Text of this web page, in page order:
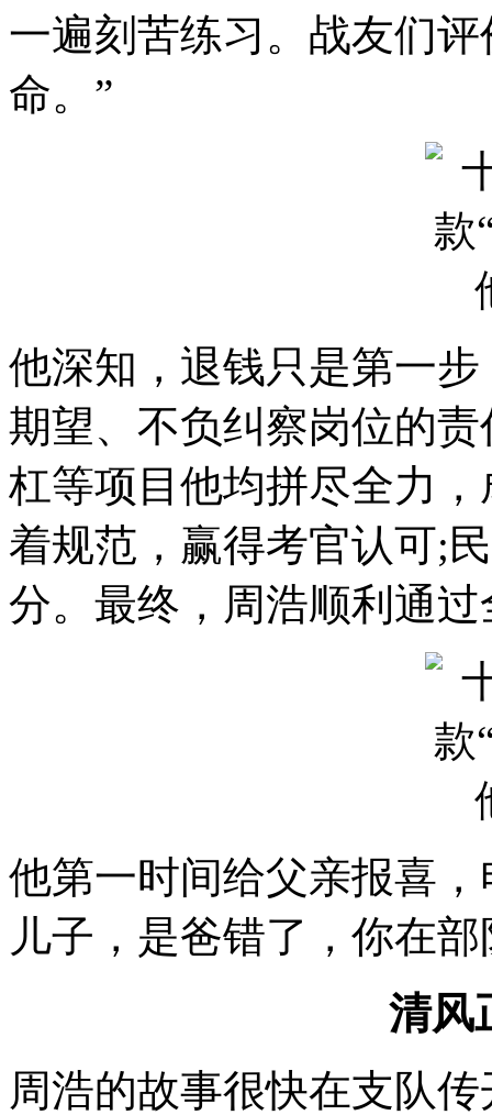
一遍刻苦练习。战友们
命。”
他深知，退钱只是第一
期望、不负纠察岗位的
杠等项目他均拼尽全力
着规范，赢得考官认可;
分。最终，周浩顺利通
他第一时间给父亲报喜
儿子，是爸错了，你在
清风
周浩的故事很快在支队